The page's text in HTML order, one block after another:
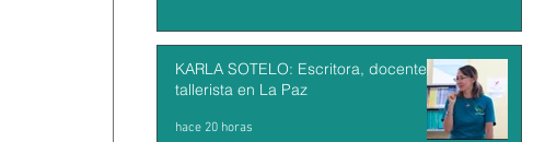
KARLA SOTELO: Escritora, docente y
tallerista en La Paz
hace 20 horas